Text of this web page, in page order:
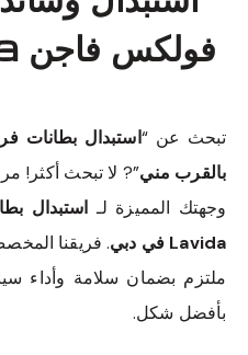
تبحث عن “
بالقرب مني”? لا تبحث أكثر!
وجهتك المميزة لـ
Lavida في دبي
. فريقنا
بأفضل شكل.